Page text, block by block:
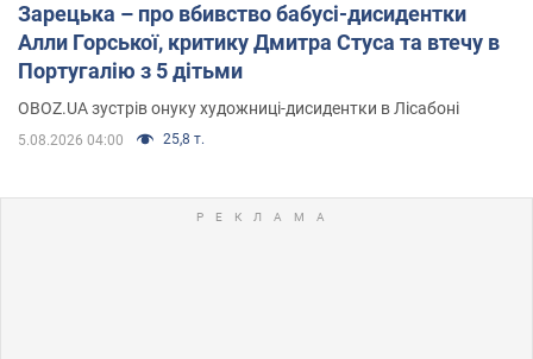
Зарецька – про вбивство бабусі-дисидентки
Алли Горської, критику Дмитра Стуса та втечу в
Португалію з 5 дітьми
OBOZ.UA зустрів онуку художниці-дисидентки в Лісабоні
5.08.2026 04:00 25,8 т.